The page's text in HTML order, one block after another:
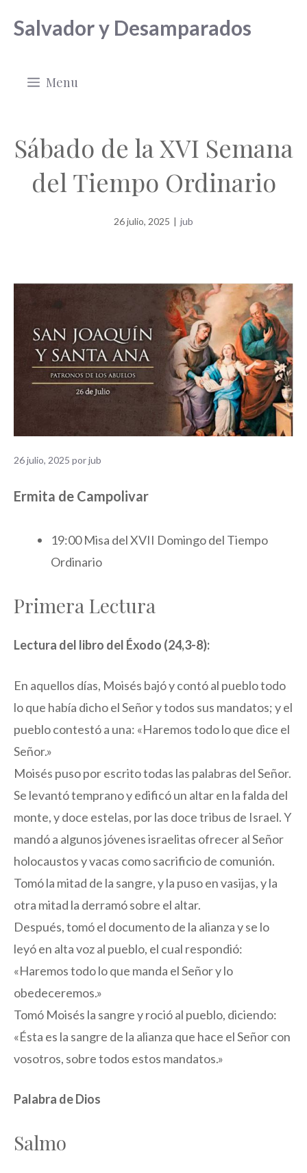
Salvador y Desamparados
Menu
Sábado de la XVI Semana
del Tiempo Ordinario
26 julio, 2025 | jub
26 julio, 2025 porjub
Ermita de Campolivar
19:00 Misa del XVII Domingo del Tiempo
Ordinario
Primera Lectura
Lectura del libro del Éxodo (24,3-8):
En aquellos días, Moisés bajó y contó al pueblo todo
lo que había dicho el Señor y todos sus mandatos; y el
pueblo contestó a una: «Haremos todo lo que dice el
Señor.»
Moisés puso por escrito todas las palabras del Señor.
Se levantó temprano y edificó un altar en la falda del
monte, y doce estelas, por las doce tribus de Israel. Y
mandó a algunos jóvenes israelitas ofrecer al Señor
holocaustos y vacas como sacrificio de comunión.
Tomó la mitad de la sangre, y la puso en vasijas, y la
otra mitad la derramó sobre el altar.
Después, tomó el documento de la alianza y se lo
leyó en alta voz al pueblo, el cual respondió:
«Haremos todo lo que manda el Señor y lo
obedeceremos.»
Tomó Moisés la sangre y roció al pueblo, diciendo:
«Ésta es la sangre de la alianza que hace el Señor con
vosotros, sobre todos estos mandatos.»
Palabra de Dios
Salmo